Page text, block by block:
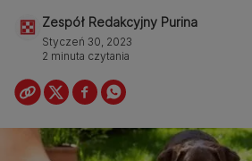
Zespół Redakcyjny Purina
Styczeń 30, 2023
2 minuta czytania